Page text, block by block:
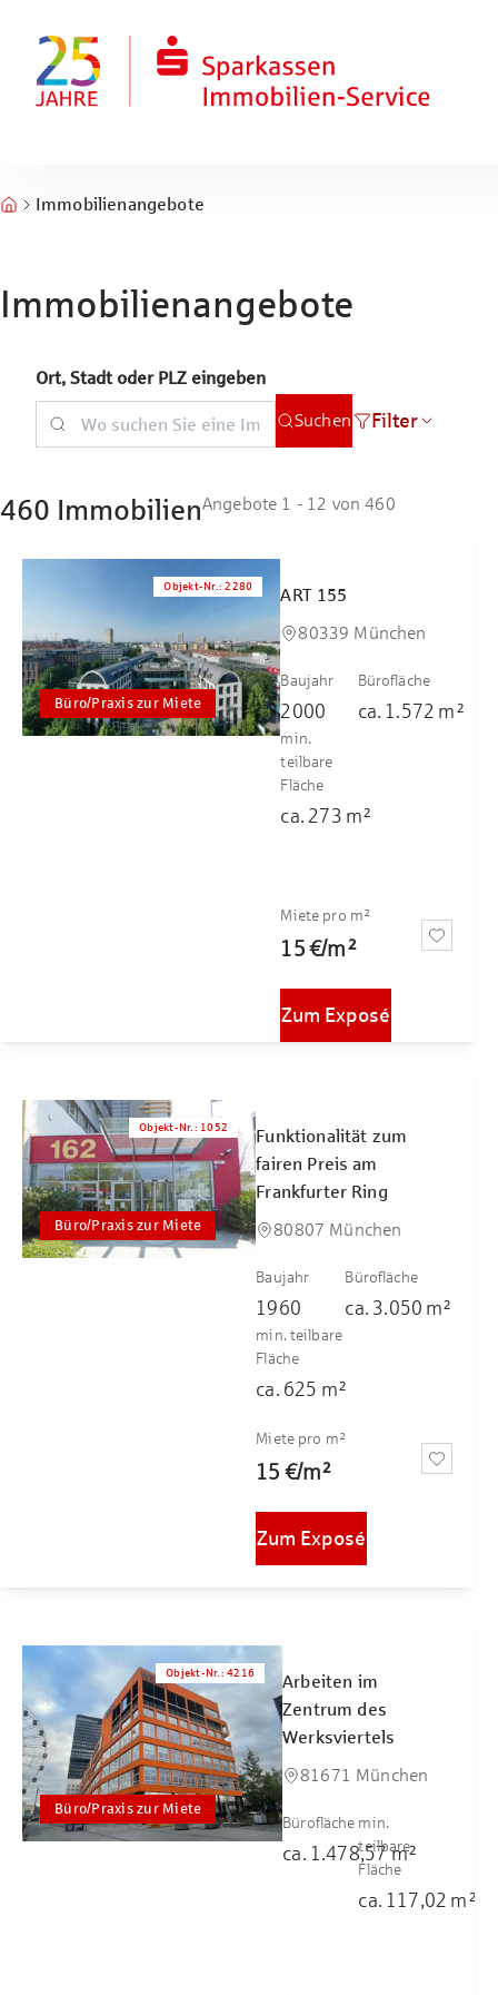
Zum Fuß springen
Immobilienangebote
Immobilienangebote
Ort, Stadt oder PLZ eingeben
Suchen Filter
460 ImmobilienAngebote 1 - 12 von 460
Büro/Praxis zur Miete
Objekt-Nr. :2280
ART 155
80339 München
Baujahr
2000
Bürofläche
ca. 1.572 m²
min.
teilbare
Fläche
ca. 273 m²
Miete pro m²
15 €/m²
Zum Exposé
Büro/Praxis zur Miete
Objekt-Nr. : 1052
Funktionalität zum
fairen Preis am
Frankfurter Ring
80807 München
Baujahr
1960
Bürofläche
ca. 3.050 m²
min. teilbare
Fläche
ca. 625 m²
Miete pro m²
15 €/m²
Zum Exposé
Büro/Praxis zur Miete
Objekt-Nr. :4216
Arbeiten im
Zentrum des
Werksviertels
81671 München
Bürofläche
ca. 1.478,57m²
min.
teilbare
Fläche
ca. 117,02 m²